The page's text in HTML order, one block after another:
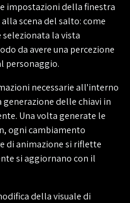
impostazioni della finestra
scena del salto: come
la vista
da avere una percezione
personaggio.
necessarie all'interno
generazione delle chiavi in
Una volta generate le
ogni cambiamento
di animazione si riflette
si aggiornano con il
della visuale di